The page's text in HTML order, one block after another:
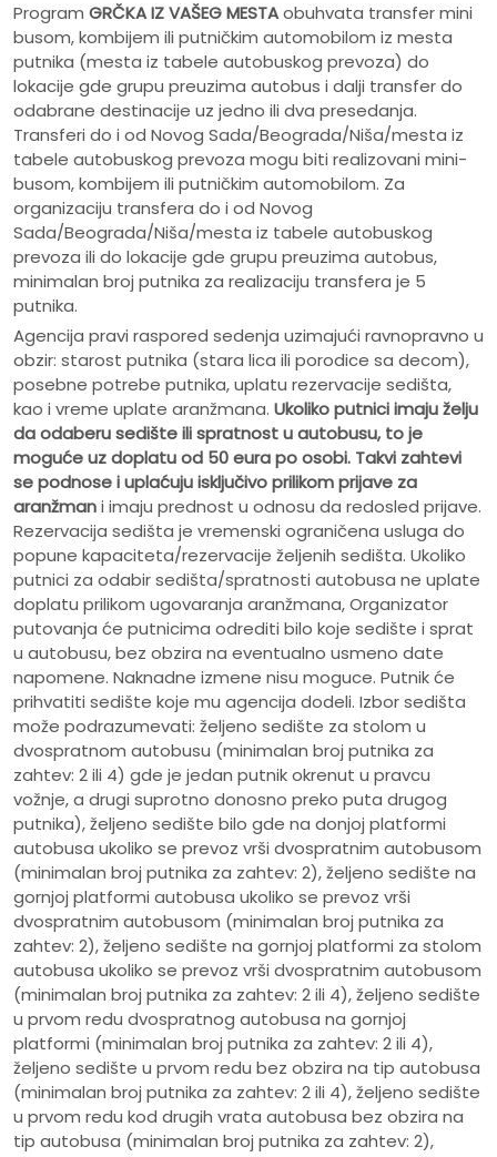
Program GRČKA IZ VAŠEG MESTAobuhvata transfer mini
busom, kombijem ili putničkim automobilom iz mesta
putnika (mesta iz tabele autobuskog prevoza) do
lokacije gde grupu preuzima autobus i dalji transfer do
odabrane destinacije uz jedno ili dva presedanja.
Transferi do i od Novog Sada/Beograda/Niša/mesta iz
tabele autobuskog prevoza mogu biti realizovani mini-
busom, kombijem ili putničkim automobilom. Za
organizaciju transfera do i od Novog
Sada/Beograda/Niša/mesta iz tabele autobuskog
prevoza ili do lokacije gde grupu preuzima autobus,
minimalan broj putnika za realizaciju transfera je 5
putnika.
Agencija pravi raspored sedenja uzimajući ravnopravno u
obzir: starost putnika (stara lica ili porodice sa decom),
posebne potrebe putnika, uplatu rezervacije sedišta,
kao i vreme uplate aranžmana. Ukoliko putnici imaju želju
da odaberu sedište ili spratnost u autobusu, to je
moguće uz doplatu od 50 eura po osobi. Takvi zahtevi
se podnose i uplaćuju isključivo prilikom prijave za
aranžmani imaju prednost u odnosu da redosled prijave.
Rezervacija sedišta je vremenski ograničena usluga do
popune kapaciteta/rezervacije željenih sedišta. Ukoliko
putnici za odabir sedišta/spratnosti autobusa ne uplate
doplatu prilikom ugovaranja aranžmana, Organizator
putovanja će putnicima odrediti bilo koje sedište i sprat
u autobusu, bez obzira na eventualno usmeno date
napomene. Naknadne izmene nisu moguce. Putnik će
prihvatiti sedište koje mu agencija dodeli. Izbor sedišta
može podrazumevati: željeno sedište za stolom u
dvospratnom autobusu (minimalan broj putnika za
zahtev: 2 ili 4) gde je jedan putnik okrenut u pravcu
vožnje, a drugi suprotno donosno preko puta drugog
putnika), željeno sedište bilo gde na donjoj platformi
autobusa ukoliko se prevoz vrši dvospratnim autobusom
(minimalan broj putnika za zahtev: 2), željeno sedište na
gornjoj platformi autobusa ukoliko se prevoz vrši
dvospratnim autobusom (minimalan broj putnika za
zahtev: 2), željeno sedište na gornjoj platformi za stolom
autobusa ukoliko se prevoz vrši dvospratnim autobusom
(minimalan broj putnika za zahtev: 2 ili 4), željeno sedište
u prvom redu dvospratnog autobusa na gornjoj
platformi (minimalan broj putnika za zahtev: 2 ili 4),
željeno sedište u prvom redu bez obzira na tip autobusa
(minimalan broj putnika za zahtev: 2 ili 4), željeno sedište
u prvom redu kod drugih vrata autobusa bez obzira na
tip autobusa (minimalan broj putnika za zahtev: 2),